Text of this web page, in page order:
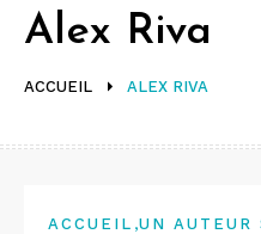
ACCUEIL ALEX RIVA
Alex Riva
ACCUEIL ,UN AUTEUR